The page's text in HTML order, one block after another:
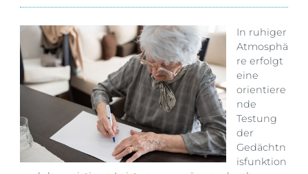
In ruhiger
Atmosphä
re erfolgt
eine
orientiere
nde
Testung
der
Gedächtn
isfunktion